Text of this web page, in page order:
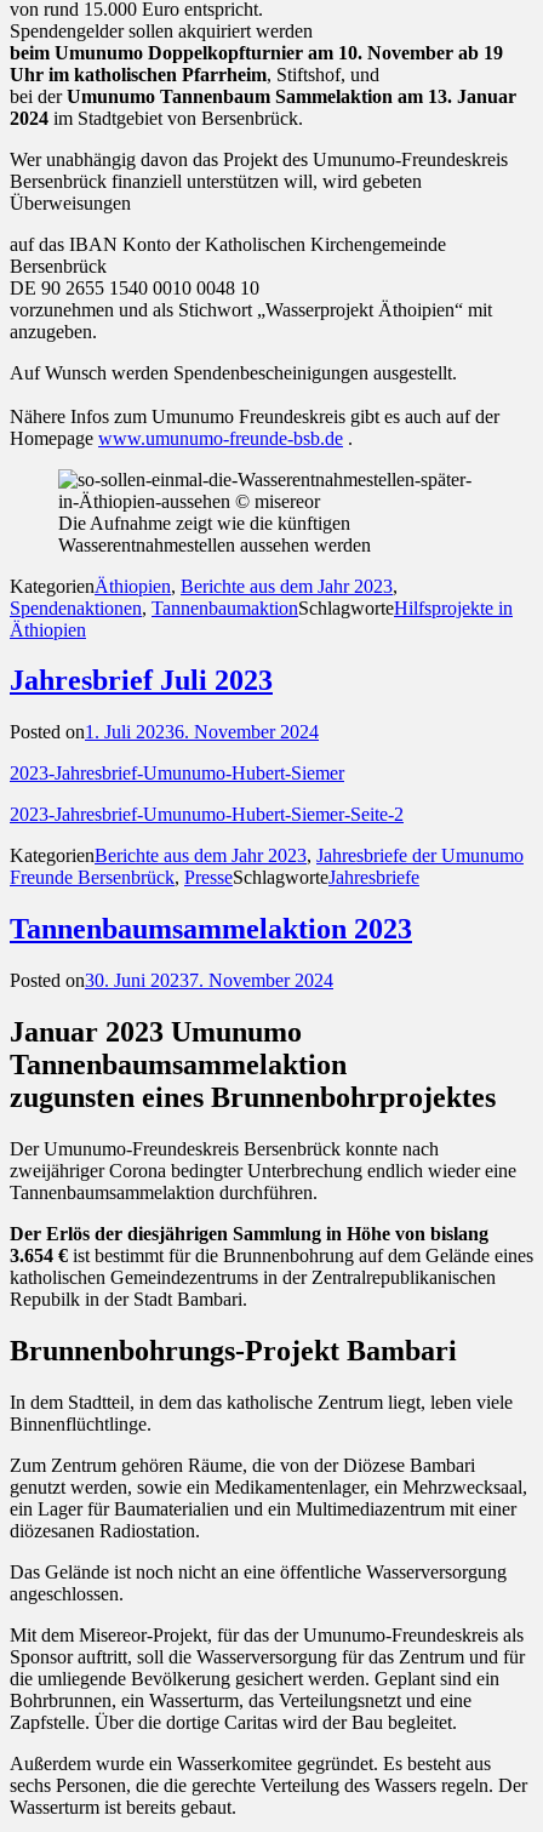
von rund 15.000 Euro entspricht.
Spendengelder sollen akquiriert werden
beim Umunumo Doppelkopfturnier am 10. November ab 19
Uhr im katholischen Pfarrheim, Stiftshof, und
bei derUmunumo Tannenbaum Sammelaktion am 13. Januar
2024 im Stadtgebiet von Bersenbrück.
Wer unabhängig davon das Projekt des Umunumo-Freundeskreis
Bersenbrück finanziell unterstützen will, wird gebeten
Überweisungen
auf das IBAN Konto der Katholischen Kirchengemeinde
Bersenbrück
DE 90 2655 1540 0010 0048 10
vorzunehmen und als Stichwort „Wasserprojekt Äthoipien“ mit
anzugeben.
Auf Wunsch werden Spendenbescheinigungen ausgestellt.
Nähere Infos zum Umunumo Freundeskreis gibt es auch auf der
Homepage www.umunumo-freunde-bsb.de .
Die Aufnahme zeigt wie die künftigen
Wasserentnahmestellen aussehen werden
KategorienÄthiopien, Berichte aus dem Jahr 2023,
Spendenaktionen, TannenbaumaktionSchlagworteHilfsprojekte in
Äthiopien
Jahresbrief Juli 2023
Posted on1. Juli 20236. November 2024
2023-Jahresbrief-Umunumo-Hubert-Siemer
2023-Jahresbrief-Umunumo-Hubert-Siemer-Seite-2
KategorienBerichte aus dem Jahr 2023, Jahresbriefe der Umunumo
Freunde Bersenbrück, PresseSchlagworteJahresbriefe
Tannenbaumsammelaktion 2023
Posted on30. Juni 20237. November 2024
Januar 2023 Umunumo
Tannenbaumsammelaktion
zugunsten eines Brunnenbohrprojektes
Der Umunumo-Freundeskreis Bersenbrück konnte nach
zweijähriger Corona bedingter Unterbrechung endlich wieder eine
Tannenbaumsammelaktion durchführen.
Der Erlös der diesjährigen Sammlung in Höhe von bislang
3.654 € ist bestimmt für die Brunnenbohrung auf dem Gelände eines
katholischen Gemeindezentrums in der Zentralrepublikanischen
Repubilk in der Stadt Bambari.
Brunnenbohrungs-Projekt Bambari
In dem Stadtteil, in dem das katholische Zentrum liegt, leben viele
Binnenflüchtlinge.
Zum Zentrum gehören Räume, die von der Diözese Bambari
genutzt werden, sowie ein Medikamentenlager, ein Mehrzwecksaal,
ein Lager für Baumaterialien und ein Multimediazentrum mit einer
diözesanen Radiostation.
Das Gelände ist noch nicht an eine öffentliche Wasserversorgung
angeschlossen.
Mit dem Misereor-Projekt, für das der Umunumo-Freundeskreis als
Sponsor auftritt, soll die Wasserversorgung für das Zentrum und für
die umliegende Bevölkerung gesichert werden. Geplant sind ein
Bohrbrunnen, ein Wasserturm, das Verteilungsnetzt und eine
Zapfstelle. Über die dortige Caritas wird der Bau begleitet.
Außerdem wurde ein Wasserkomitee gegründet. Es besteht aus
sechs Personen, die die gerechte Verteilung des Wassers regeln. Der
Wasserturm ist bereits gebaut.